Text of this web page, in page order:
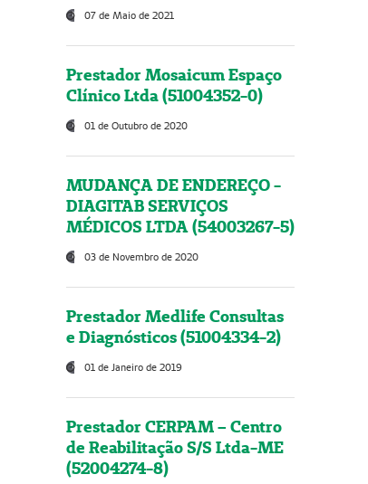
07 de Maio de 2021
Prestador Mosaicum Espaço
Clínico Ltda (51004352-0)
01 de Outubro de 2020
MUDANÇA DE ENDEREÇO -
DIAGITAB SERVIÇOS
MÉDICOS LTDA (54003267-5)
03 de Novembro de 2020
Prestador Medlife Consultas
e Diagnósticos (51004334-2)
01 de Janeiro de 2019
Prestador CERPAM – Centro
de Reabilitação S/S Ltda-ME
(52004274-8)